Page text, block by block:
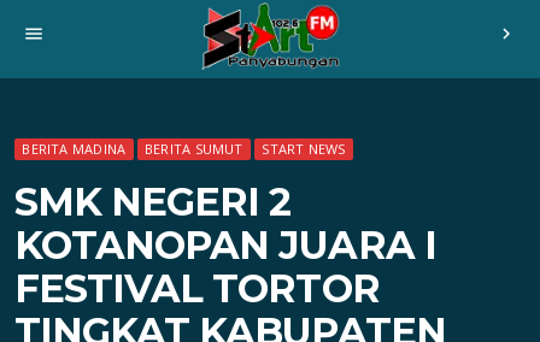
menu chevron_right
BERITA MADINA BERITA SUMUT START NEWS
SMK NEGERI 2
KOTANOPAN JUARA I
FESTIVAL TORTOR
TINGKAT KABUPATEN